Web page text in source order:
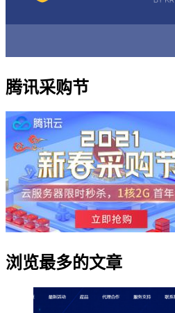
腾讯采购节
浏览最多的文章